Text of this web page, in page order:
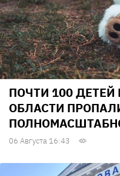
ПОЧТИ 100
ОБЛАСТИ
06 Августа 16:43